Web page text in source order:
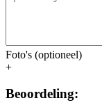
Foto's (optioneel)
+
Beoordeling: